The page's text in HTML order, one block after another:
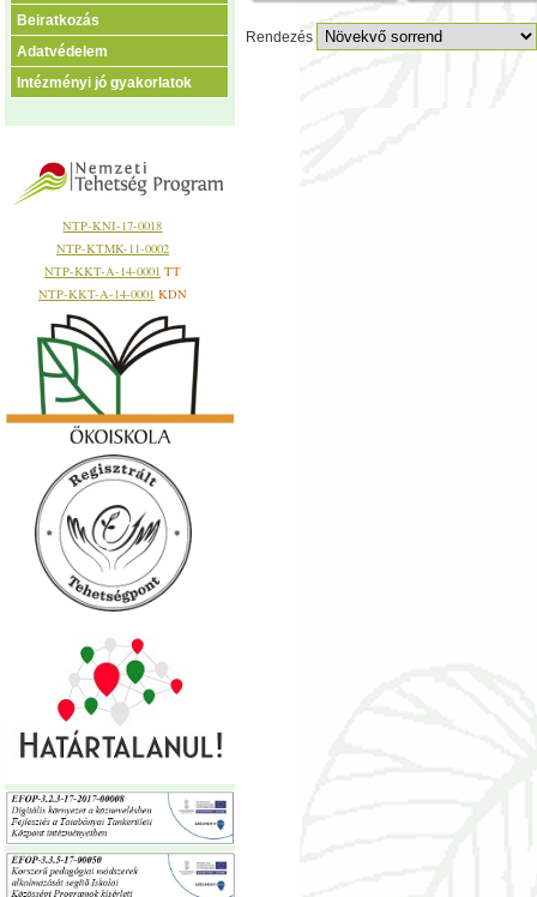
Beiratkozás
Adatvédelem
Intézményi jó gyakorlatok
NTP-KNI-17-0018
NTP-KTMK-11-0002
NTP-KKT-A-14-0001 TT
NTP-KKT-A-14-0001 KDN
Rendezés